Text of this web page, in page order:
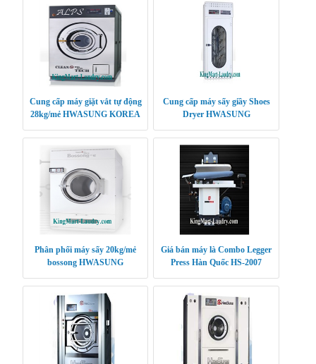
Cung cấp máy giặt vắt tự động
28kg/mẻ HWASUNG KOREA
Cung cấp máy sấy giầy Shoes
Dryer HWASUNG
Phân phối máy sấy 20kg/mẻ
bossong HWASUNG
Giá bán máy là Combo Legger
Press Hàn Quốc HS-2007